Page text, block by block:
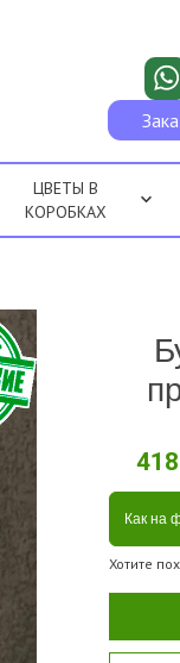
ЦВЕТЫ В
КОРОБКАХ
Как на
Хотите